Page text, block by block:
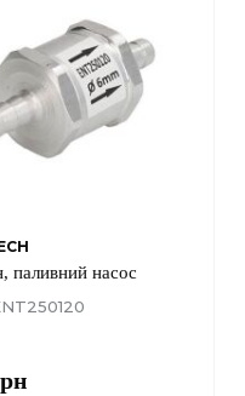
паливний насос